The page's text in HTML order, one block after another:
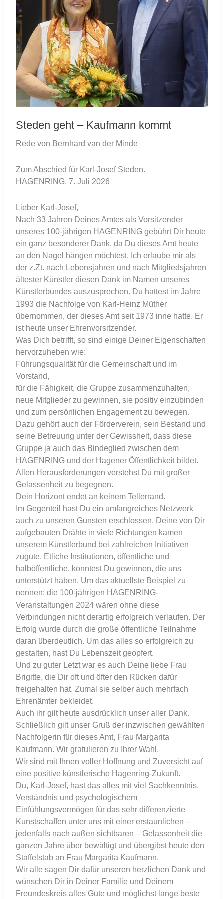
Steden geht – Kaufmann kommt
Rede von Bernhard van der Minde
Zum Abschied für Karl-Josef Steden.
HAGENRING, 7. Juli 2026
Lieber Karl-Josef,
Nach 33 Jahren Deines Amtes als Vorsitzender
unseres 100-jährigen HAGENRING gebührt Dir heute
ein ganz besonderer Dank, da Du dieses Amt heute
an den Nagel hängen möchtest. Ich erlaube mir als
der z.Zt. nach Lebensjahren und nach Mitgliedsjahren
ältester Künstler diesen Dank im Namen unseres
Künstlerbundes auszusprechen. Du hattest im Jahre
1993 die Nachfolge von Karl-Heinz Müther
übernommen, der dieses Amt seit 1973 inne hatte. Er
ist heute unser Ehrenvorsitzender.
Was Dich betrifft, so sind einige Deiner Eigenschaften
hervorzuheben wie:
Führungsqualität für die Gemeinschaft und im
Vorstand,
für die Fähigkeit, die Gruppe zusammenzuhalten,
neue Mitglieder zu gewinnen, sie positiv einzubinden
und zum persönlichen Engagement zu bewegen.
Dazu gehört auch der Förderverein, sein Bestand und
seine Betreuung unter der Gewissheit, dass diese
Gruppe ja auch das Bindeglied zwischen dem
HAGENRING und der Hagener Öffentlichkeit bildet.
Allen Herausforderungen verstehst Du mit großer
Gelassenheit zu begegnen.
Dein Horizont endet an keinem Tellerrand.
Im Gegenteil hast Du ein umfangreiches Netzwerk
auch zu unseren Gunsten erschlossen. Deine von Dir
aufgebauten Drähte in viele Richtungen kamen
unserem Künstlerbund bei zahlreichen Initiativen
zugute. Etliche Institutionen, öffentliche und
halböffentliche, konntest Du gewinnen, die uns
unterstützt haben. Um das aktuellste Beispiel zu
nennen: die 100-jährigen HAGENRING-
Veranstaltungen 2024 wären ohne diese
Verbindungen nicht derartig erfolgreich verlaufen. Der
Erfolg wurde durch die große öffentliche Teilnahme
daran überdeutlich. Um das alles so erfolgreich zu
gestalten, hast Du Lebenszeit geopfert.
Und zu guter Letzt war es auch Deine liebe Frau
Brigitte, die Dir oft und öfter den Rücken dafür
freigehalten hat. Zumal sie selber auch mehrfach
Ehrenämter bekleidet.
Auch ihr gilt heute ausdrücklich unser aller Dank.
Schließlich gilt unser Gruß der inzwischen gewählten
Nachfolgerin für dieses Amt, Frau Margarita
Kaufmann. Wir gratulieren zu Ihrer Wahl.
Wir sind mit Ihnen voller Hoffnung und Zuversicht auf
eine positive künstlerische Hagenring-Zukunft.
Du, Karl-Josef, hast das alles mit viel Sachkenntnis,
Verständnis und psychologischem
Einfühlungsvermögen für das sehr differenzierte
Kunstschaffen unter uns mit einer erstaunlichen –
jedenfalls nach außen sichtbaren – Gelassenheit die
ganzen Jahre über bewältigt und übergibst heute den
Staffelstab an Frau Margarita Kaufmann.
Wir alle sagen Dir dafür unseren herzlichen Dank und
wünschen Dir in Deiner Familie und Deinem
Freundeskreis alles Gute und möglichst lange beste